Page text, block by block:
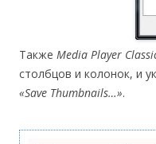
Также Media Player
столбцов и колонок, и
«Save Thumbnails…».